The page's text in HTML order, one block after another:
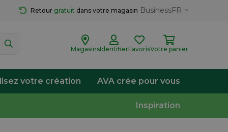
Retour gratuit dans votre magasin BusinessFR
MagasinsIdentifierFavorisVotre panier
votre création AVA crée pour vous
Inspiration